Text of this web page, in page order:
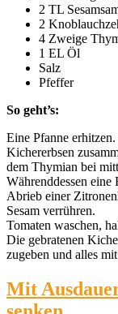
2 TL
2
4 Zweige
1 EL Öl
Salz
Pfeffer
So geht’s:
Eine Pfanne
Kichererbsen
dem Thymian bei
Währenddessen
Abrieb einer
Sesam verrühren.
Tomaten waschen,
Die gebratenen
zugeben und alles
Mit